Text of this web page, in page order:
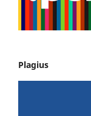
Plagius